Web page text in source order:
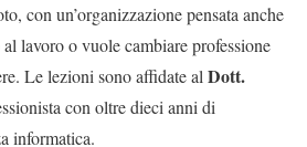
con un’organizzazione pensata anche
lavoro o vuole cambiare professione
Le lezioni sono affidate al Dott.
con oltre dieci anni di
informatica.